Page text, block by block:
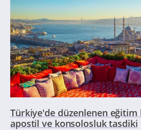
Türkiye'de düzenlenen eğitim
apostil ve konsolosluk tasdiki